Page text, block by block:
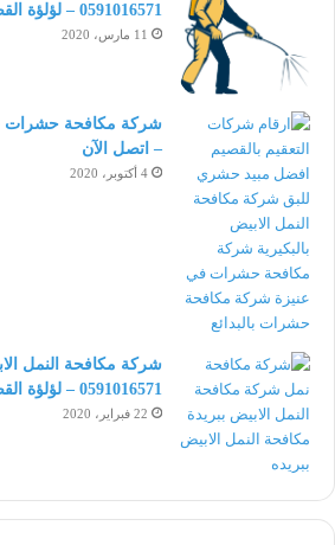
0591016571 – لؤلؤة القصيم
11 مارس، 2020
– اتصل الآن
4 أكتوبر، 2020
شركة مكافحة النمل
0591016571 – لؤلؤة القصيم
22 فبراير، 2020